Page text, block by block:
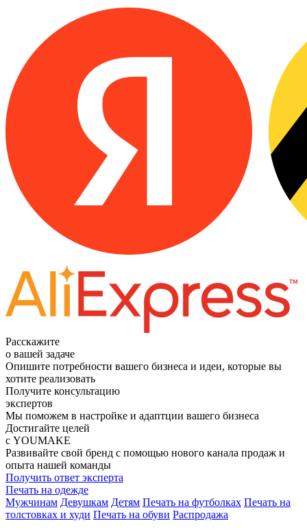
Расскажите
о вашей задаче
Опишите потребности вашего бизнеса и идеи, которые вы
хотите реализовать
Получите консультацию
экспертов
Мы поможем в настройке и адаптции вашего бизнеса
Достигайте целей
с YOUMAKE
Развивайте свой бренд с помощью нового канала продаж и
опыта нашей команды
Получить ответ эксперта
Печать на одежде
Мужчинам Девушкам Детям Печать на футболках Печать на
толстовках и худи Печать на обуви Распродажа